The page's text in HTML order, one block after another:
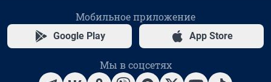
Мобильное приложение
Google Play App Store
Мы в соцсетях